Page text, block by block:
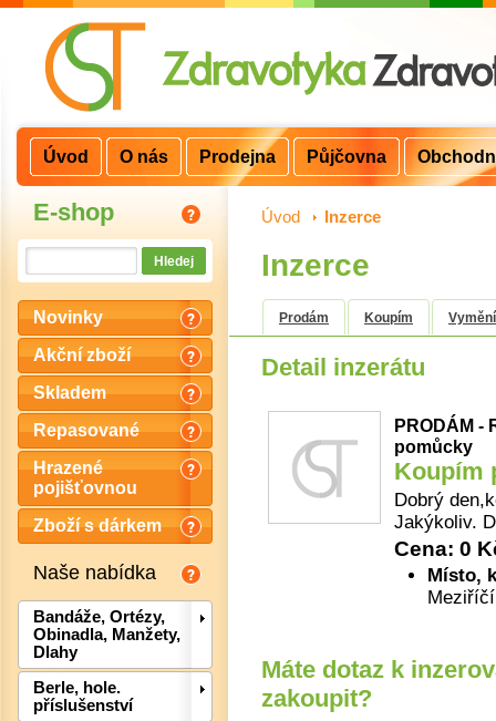
E-shop
Novinky
Akční zboží
Skladem
Repasované
Hrazené
pojišťovnou
Zboží s dárkem
Naše nabídka
Bandáže, Ortézy,
Obinadla, Manžety,
Dlahy
Berle, hole.
příslušenství
Úvod > Inzerce
Inzerce
Prodám Koupím
Detail inzerátu
PRODÁM -
pomůcky
Koupím
Dobrý
Jakýkoliv.
Cena: 0
Místo,
Máte dotaz k
zakoupit?
Úvod O nás Prodejna Půjčovna